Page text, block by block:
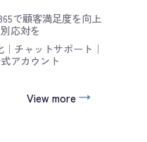
で顧客満足度を向上
応対を
｜ チャットサポート ｜
アカウント
View more